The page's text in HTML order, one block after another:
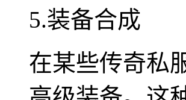
5.装备合成
在某些传奇私